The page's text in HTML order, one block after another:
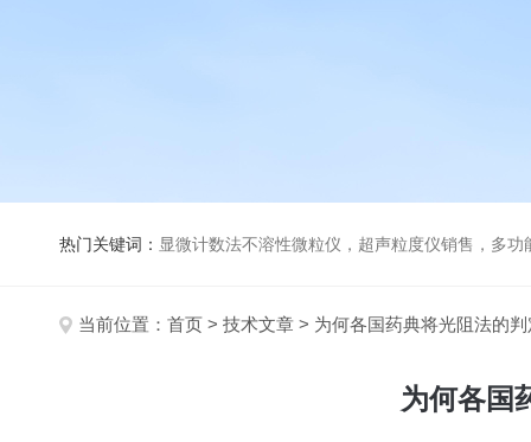
热门关键词： 显微计数法不溶性微粒仪，超声粒度仪销售，多功能超声粒度分析仪，粒度及
当前位置： 首页 > 技术文章 > 为何各国药典将光阻法的
为何各国